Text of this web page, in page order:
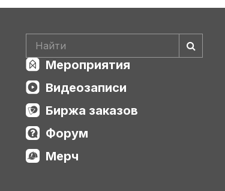
Мероприятия
Видеозаписи
Биржа заказов
Форум
Мерч